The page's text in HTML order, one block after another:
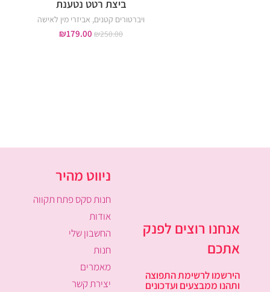
ביצת רטט נטענת
ויברטורים קטנים, אביזרי מין לאישה
₪250.00
₪179.00
אנחנו רוצים לפנק
אתכם
הירשמו לרשימת התפוצה
ותהנו ממבצעים ועדכונים
ניווט מהיר
חנות סקס פתח תקווה
אודות
החשבון שלי
חנות
מאמרים
יצירת קשר